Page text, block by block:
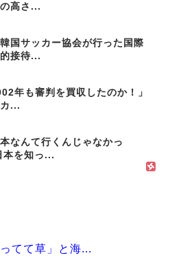
高さ...
国サッカー協会が行った国際
接待...
年も審判を買収したのか！」
...
なんて行くんじゃなかっ
を知っ...
てて草」と海...